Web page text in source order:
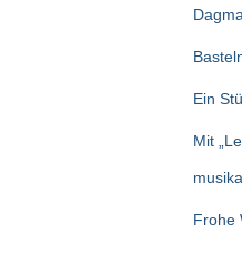
Ein
Mit
Frohe